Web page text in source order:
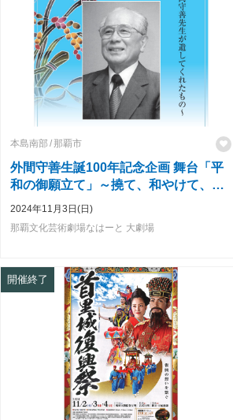
本島南部 那覇市
外間守善生誕100年記念企画 舞台「平
和の御願立て」～撓て、和やけて、凪
やけれ沖縄～
2024年11月3日(日)
那覇文化芸術劇場なはーと 大劇場
開催終了